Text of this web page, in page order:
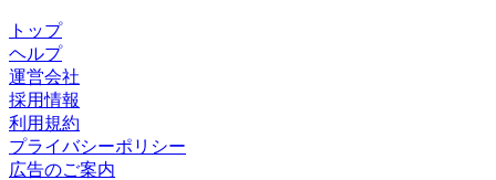
トップ
ヘルプ
運営会社
採用情報
利用規約
プライバシーポリシー
広告のご案内